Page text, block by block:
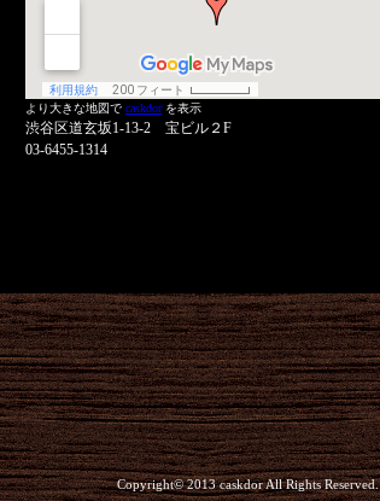
より大きな地図で caskdorを表示
渋谷区道玄坂1-13-2 宝ビル２F
03-6455-1314
Copyright© 2013 caskdor All Rights Reserved.